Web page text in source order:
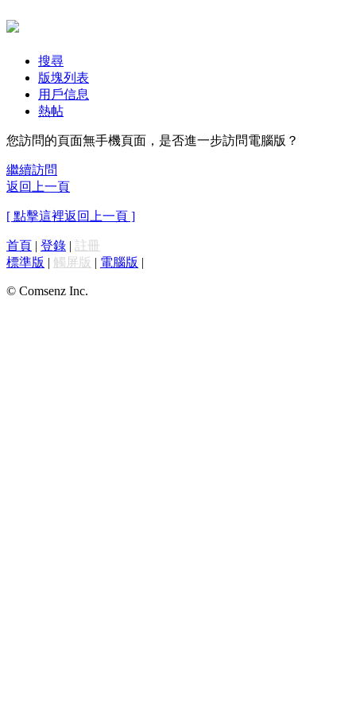
搜尋
版塊列表
用戶信息
熱帖
您訪問的頁面無手機頁面，是否進一步訪問電腦版？
繼續訪問
返回上一頁
[ 點擊這裡返回上一頁 ]
首頁 | 登錄 | 註冊
標準版 | 觸屏版 | 電腦版 |
© Comsenz Inc.